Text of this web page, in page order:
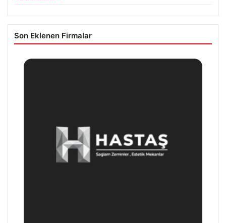
Son Eklenen Firmalar